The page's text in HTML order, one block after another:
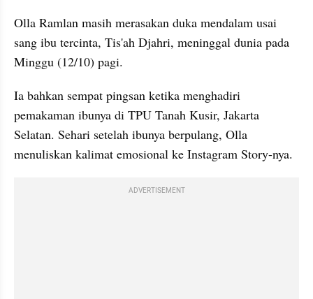
Olla Ramlan masih merasakan duka mendalam usai
sang ibu tercinta, Tis'ah Djahri, meninggal dunia pada
Minggu (12/10) pagi.
Ia bahkan sempat pingsan ketika menghadiri
pemakaman ibunya di TPU Tanah Kusir, Jakarta
Selatan. Sehari setelah ibunya berpulang, Olla
menuliskan kalimat emosional ke Instagram Story-nya.
ADVERTISEMENT